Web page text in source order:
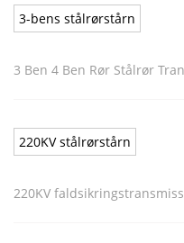
3-bens stålrørstårn
3 Ben 4 Ben Rør Stålrør
220KV stålrørstårn
220KV